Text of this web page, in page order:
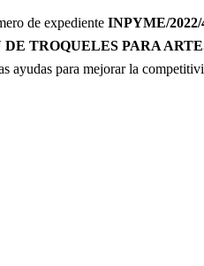
de expediente INPYME/2022/
TROQUELES PARA
ayudas para mejorar la